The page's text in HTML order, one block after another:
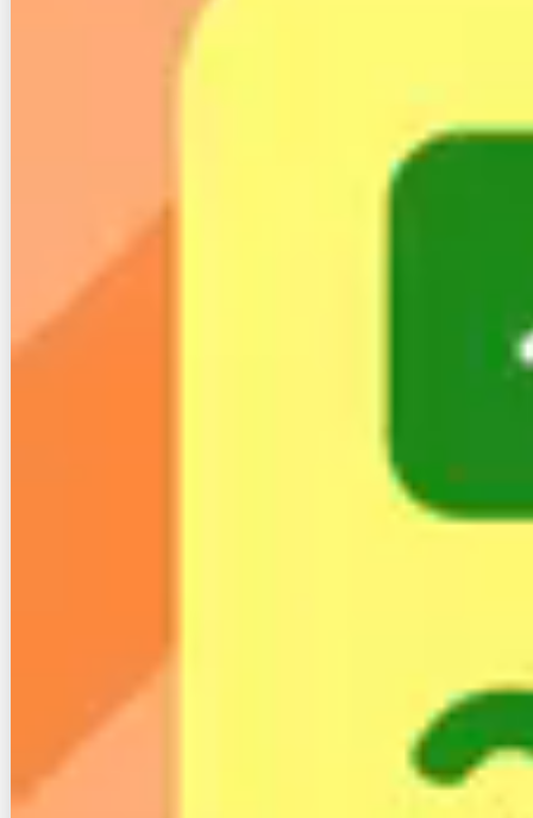
まずは引越し先で使う回線を選択します。ほとんどの
回線はホームページで対応エリアを検索できるので、
えるまで1ヶ月ほどかかります。
新しい回線を申し込んだら現在の回線を解約します。
モデムなどのレンタル機器を返却し、必要に応じて撤